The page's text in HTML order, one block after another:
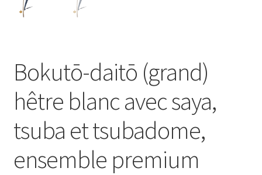
Bokutō-daitō (grand)
hêtre blanc avec saya,
tsuba et tsubadome,
ensemble premium